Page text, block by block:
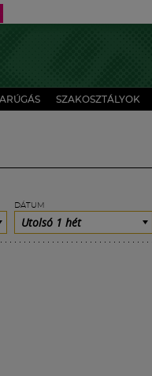
SZAKOSZTÁLYOK
DÁTUM
Utolsó 1 hét